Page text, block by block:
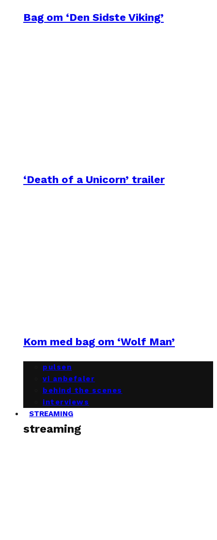
Bag om ‘Den Sidste Viking’
‘Death of a Unicorn’ trailer
Kom med bag om ‘Wolf Man’
pulsen
vi anbefaler
behind the scenes
interviews
STREAMING
streaming